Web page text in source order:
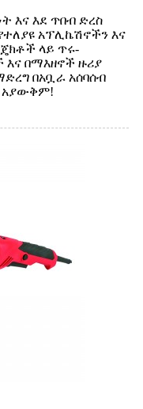
እና እደ ጥበብ ድረስ
አፕሊኬሽኖችን እና
ላይ ጥሩ-
እና በማእዘኖች ዙሪያ
በአቧራ አሰባሰብ
አያውቅም!